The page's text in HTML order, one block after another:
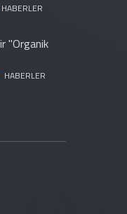
HABERLER
"Organik
HABERLER